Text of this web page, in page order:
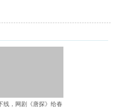
线，网剧《唐探》给春